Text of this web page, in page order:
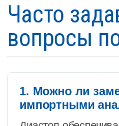
Часто
вопросы
1. Можно ли
импортными